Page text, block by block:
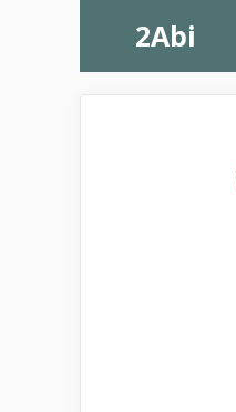
2Abi